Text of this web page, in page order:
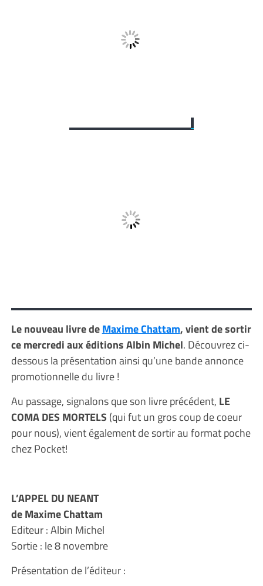
Le nouveau livre deMaxime Chattam, vient de sortir
ce mercredi aux éditions Albin Michel. Découvrez ci-
dessous la présentation ainsi qu’une bande annonce
promotionnelle du livre !
Au passage, signalons que son livre précédent, LE
COMA DES MORTELS (qui fut un gros coup de coeur
pour nous), vient également de sortir au format poche
chez Pocket!
L’APPEL DU NEANT
de Maxime Chattam
Editeur : Albin Michel
Sortie : le 8 novembre
Présentation de l’éditeur :